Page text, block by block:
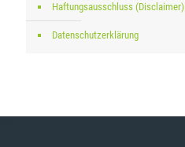
Haftungsausschluss (Disclaimer)
Datenschutzerklärung